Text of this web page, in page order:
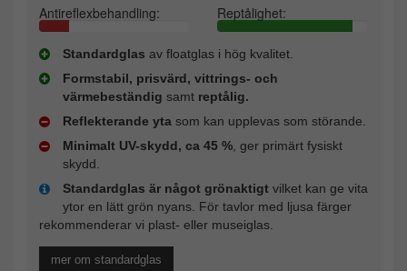
Antireflexbehandling: Reptålighet:
Standardglas av floatglas i hög kvalitet.
Formstabil, prisvärd, vittrings- och
värmebeständig samt reptålig.
Reflekterande yta som kan upplevas som störande.
Minimalt UV-skydd, ca 45 % , ger primärt fysiskt
skydd.
Standardglas är något grönaktigt vilket kan ge vita
ytor en lätt grön nyans. För tavlor med ljusa färger
rekommenderar vi plast- eller museiglas.
mer om standardglas